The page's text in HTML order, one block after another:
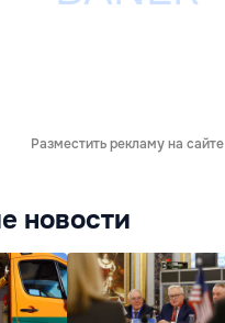
Разместить рекламу на сайте
новости